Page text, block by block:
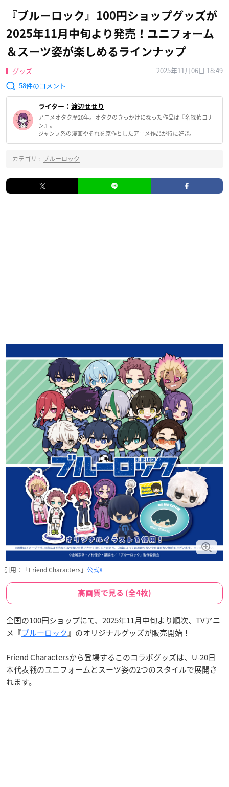
『ブルーロック』100円ショップグッズが
2025年11月中旬より発売！ユニフォーム
＆スーツ姿が楽しめるラインナップ
グッズ
2025年11月06日 18:49
58
ライター： 渡辺せせり
アニメオタク歴20年。オタクのきっかけになった作品は『名探偵コナ
ン』。
ジャンプ系の漫画やそれを原作としたアニメ作品が特に好き。
カテゴリ : ブルーロック
引用：「Friend Characters」 公式X
高画質で見る (全4枚)
全国の100円ショップにて、2025年11月中旬より順次、TVアニ
メ『ブルーロック』のオリジナルグッズが販売開始！
Friend Charactersから登場するこのコラボグッズは、U-20日
本代表戦のユニフォームとスーツ姿の2つのスタイルで展開さ
れます。